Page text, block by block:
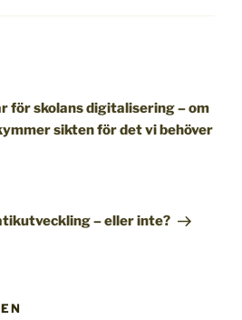
för skolans digitalisering – om
sikten för det vi behöver
– eller inte?